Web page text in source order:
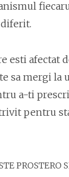
esti afectat
sa mergi la
a-ti
pentru
PROSTERO